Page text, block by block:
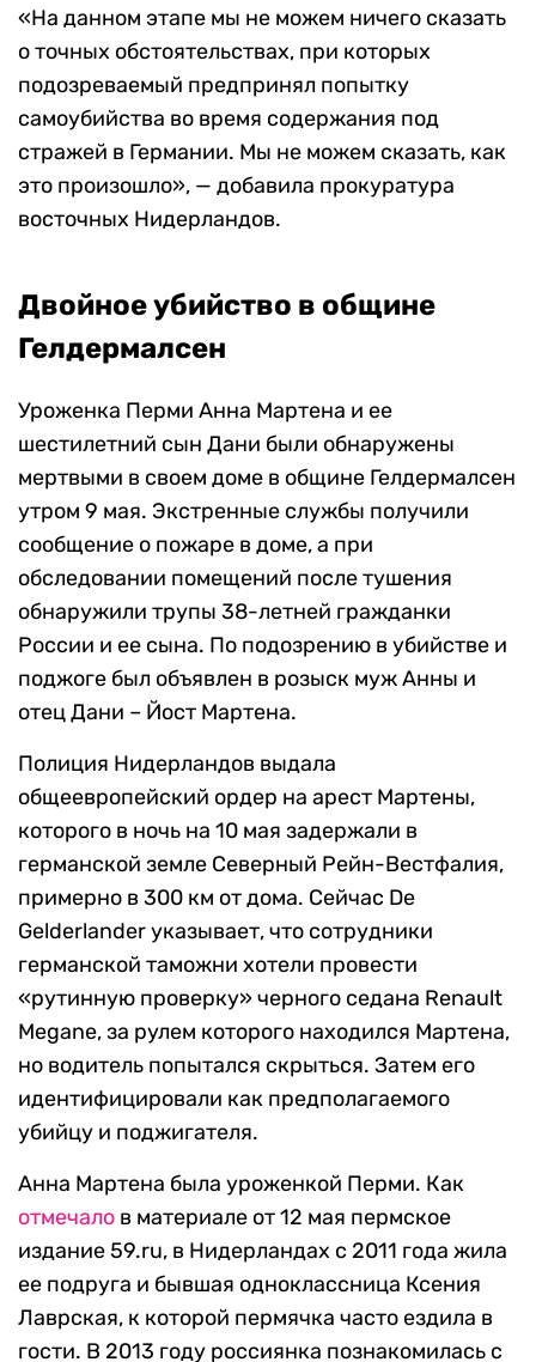
«На данном этапе мы не можем ничего сказать
о точных обстоятельствах, при которых
подозреваемый предпринял попытку
самоубийства во время содержания под
стражей в Германии. Мы не можем сказать, как
это произошло», — добавила прокуратура
восточных Нидерландов.
Двойное убийство в общине
Гелдермалсен
Уроженка Перми Анна Мартена и ее
шестилетний сын Дани были обнаружены
мертвыми в своем доме в общине Гелдермалсен
утром 9 мая. Экстренные службы получили
сообщение о пожаре в доме, а при
обследовании помещений после тушения
обнаружили трупы 38-летней гражданки
России и ее сына. По подозрению в убийстве и
поджоге был объявлен в розыск муж Анны и
отец Дани – Йост Мартена.
Полиция Нидерландов выдала
общеевропейский ордер на арест Мартены,
которого в ночь на 10 мая задержали в
германской земле Северный Рейн-Вестфалия,
примерно в 300 км от дома. Сейчас De
Gelderlander указывает, что сотрудники
германской таможни хотели провести
«рутинную проверку» черного седана Renault
Megane, за рулем которого находился Мартена,
но водитель попытался скрыться. Затем его
идентифицировали как предполагаемого
убийцу и поджигателя.
Анна Мартена была уроженкой Перми. Как
отмечало в материале от 12 мая пермcкое
издание 59.ru, в Нидерландах с 2011 года жила
ее подруга и бывшая одноклассница Ксения
Лаврская, к которой пермячка часто ездила в
гости. В 2013 году россиянка познакомилась с